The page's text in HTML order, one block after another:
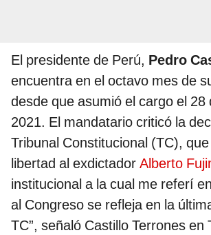
El presidente de Perú, Pedro
encuentra en el octavo mes de
desde que asumió el cargo el 28
2021. El mandatario criticó la
Tribunal Constitucional (TC),
libertad al exdictador Alberto
institucional a la cual me referí
al Congreso se refleja en la
TC”, señaló Castillo Terrones en